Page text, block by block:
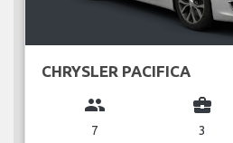
CHRYSLER PACIFICA
group
7
business_center
3